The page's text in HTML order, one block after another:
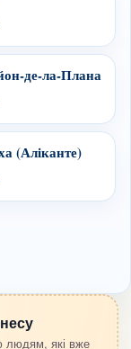
де-ла-Плана
(Аліканте)
людям, які вже